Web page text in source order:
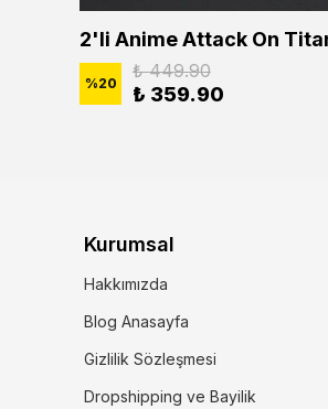
%20
₺ 449.90
₺ 359.90
Kurumsal
Hakkımızda
Blog Anasayfa
Gizlilik Sözleşmesi
Dropshipping ve Bayilik